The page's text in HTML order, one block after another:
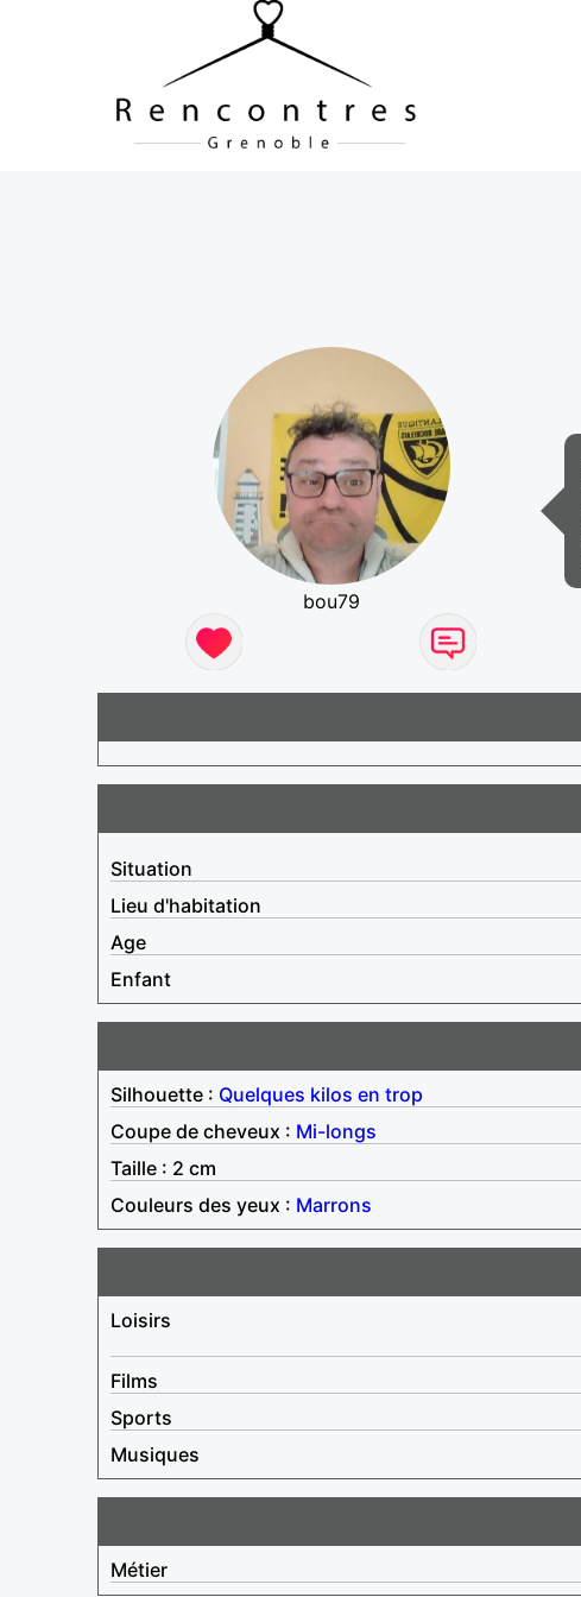
bou79
Situation
Lieu d'habitation
Age
Enfant
Silhouette : Quelques kilos en trop
Coupe de cheveux : Mi-longs
Taille : 2 cm
Couleurs des yeux : Marrons
Loisirs
Films
Sports
Musiques
Métier